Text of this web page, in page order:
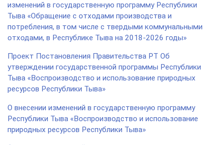
изменений в государственную программу Республики
Тыва «Обращение с отходами производства и
потребления, в том числе с твердыми коммунальными
отходами, в Республике Тыва на 2018-2026 годы»
Проект Постановления Правительства РТ Об
утверждении государственной программы Республики
Тыва «Воспроизводство и использование природных
ресурсов Республики Тыва»
О внесении изменений в государственную программу
Республики Тыва «Воспроизводство и использование
природных ресурсов Республики Тыва»